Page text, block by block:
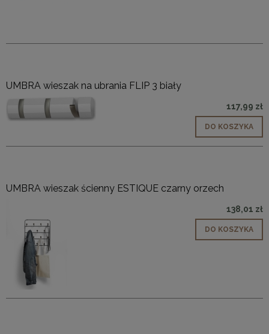
UMBRA wieszak na ubrania FLIP 3 biały
117,99 zł
DO KOSZYKA
UMBRA wieszak ścienny ESTIQUE czarny orzech
138,01 zł
DO KOSZYKA